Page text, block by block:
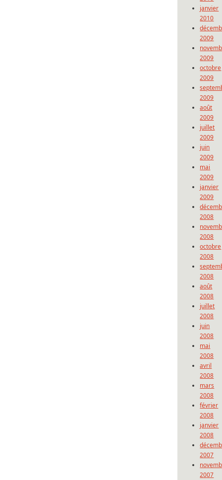
janvier
2010
2009
2009
octobre
2009
2009
août
2009
juillet
2009
juin
2009
mai
2009
janvier
2009
2008
2008
octobre
2008
2008
août
2008
juillet
2008
juin
2008
mai
2008
avril
2008
mars
2008
février
2008
janvier
2008
2007
2007